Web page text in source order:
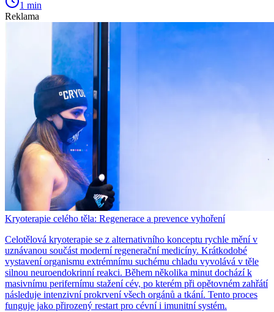
1 min
Reklama
Kryoterapie celého těla: Regenerace a prevence vyhoření
Celotělová kryoterapie se z alternativního konceptu rychle mění v
uznávanou součást moderní regenerační medicíny. Krátkodobé
vystavení organismu extrémnímu suchému chladu vyvolává v těle
silnou neuroendokrinní reakci. Během několika minut dochází k
masivnímu perifernímu stažení cév, po kterém při opětovném zahřátí
následuje intenzivní prokrvení všech orgánů a tkání. Tento proces
funguje jako přirozený restart pro cévní i imunitní systém.